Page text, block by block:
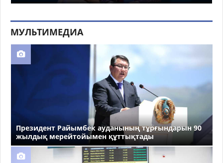
МУЛЬТИМЕДИА
Президент Райымбек ауданының тұрғындарын 90
жылдық мерейтойымен құттықтады